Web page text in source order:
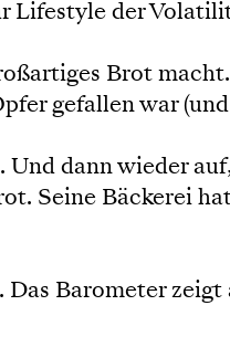
Lifestyle der
Brot
gefallen war
dann wieder
Seine Bäckerei
Barometer zeigt